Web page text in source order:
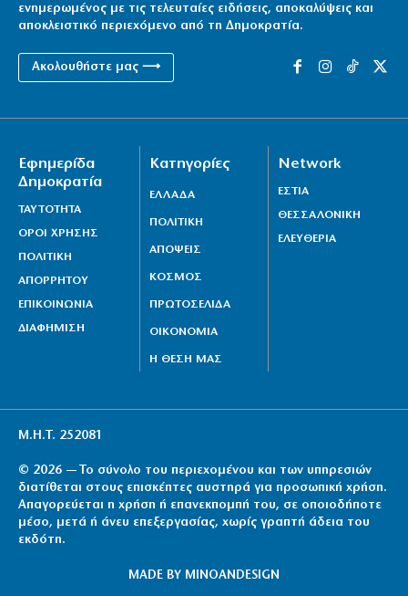
ενημερωμένος με τις τελευταίες ειδήσεις, αποκαλύψεις και
αποκλειστικό περιεχόμενο από τη Δημοκρατία.
Ακολουθήστε μας ⟶
Εφημερίδα
Δημοκρατία
ΤΑΥΤΟΤΗΤΑ
ΟΡΟΙ ΧΡΗΣΗΣ
ΠΟΛΙΤΙΚΗ
ΑΠΟΡΡΗΤΟΥ
ΕΠΙΚΟΙΝΩΝΙΑ
ΔΙΑΦΗΜΙΣΗ
Κατηγορίες
ΕΛΛΑΔΑ
ΠΟΛΙΤΙΚΗ
ΑΠΟΨΕΙΣ
ΚΟΣΜΟΣ
ΠΡΩΤΟΣΕΛΙΔΑ
ΟΙΚΟΝΟΜΙΑ
Η ΘΕΣΗ ΜΑΣ
Network
ΕΣΤΙΑ
ΘΕΣΣΑΛΟΝΙΚΗ
ΕΛΕΥΘΕΡΙΑ
Μ.Η.Τ. 252081
© 2026 — Το σύνολο του περιεχομένου και των υπηρεσιών
διατίθεται στους επισκέπτες αυστηρά για προσωπική χρήση.
Απαγορεύεται η χρήση ή επανεκπομπή του, σε οποιοδήποτε
μέσο, μετά ή άνευ επεξεργασίας, χωρίς γραπτή άδεια του
εκδότη.
MADE BY MINOANDESIGN